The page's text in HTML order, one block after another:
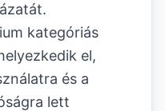
kategóriás
el,
és a
lett